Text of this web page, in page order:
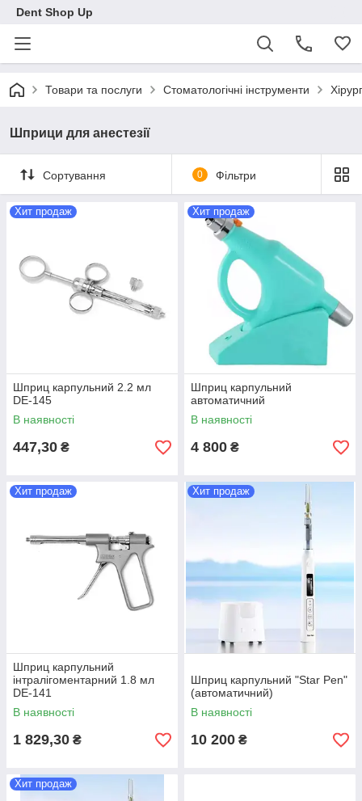
Dent Shop Up
Товари та послуги Стоматологічні інструменти
Шприци для анестезії
Сортування 0 Фільтри
Хит продаж
Шприц карпульний 2.2 мл
DE-145
В наявності
447,30 ₴
Хит продаж
Шприц карпульний
автоматичний
В наявності
4 800 ₴
Хит продаж
Шприц карпульний
інтралігоментарний 1.8 мл
DE-141
В наявності
1 829,30 ₴
Хит продаж
Шприц карпульний "Star Pen"
(автоматичний)
В наявності
10 200 ₴
Хит продаж